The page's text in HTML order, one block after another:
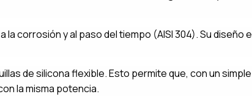
corrosión y al paso del tiempo (AISI 304). Su
de silicona flexible. Esto permite que, con un
la misma potencia.